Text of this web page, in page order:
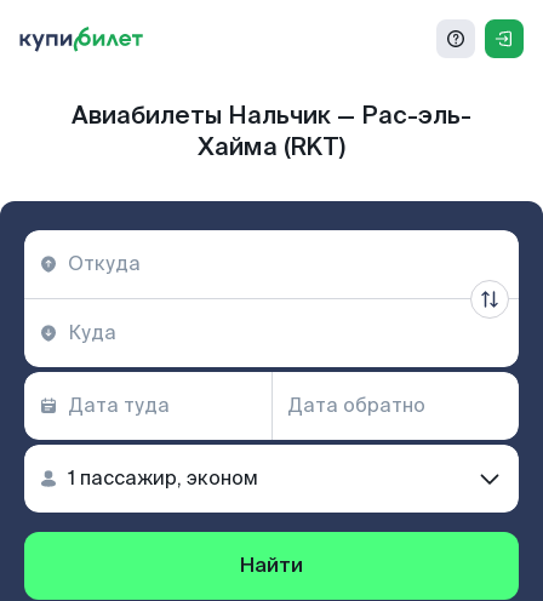
Авиабилеты Нальчик — Рас-эль-
Хайма (RKT)
Найти